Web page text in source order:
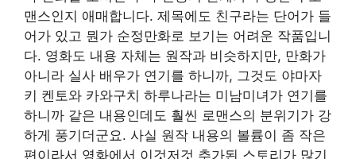
맨스인지 애매합니다. 제목에도 친구라는 단어가 들
어가 있고 뭔가 순정만화로 보기는 어려운 작품입니
다. 영화도 내용 자체는 원작과 비슷하지만, 만화가
아니라 실사 배우가 연기를 하니까, 그것도 야마자
키 켄토와 카와구치 하루나라는 미남미녀가 연기를
하니까 같은 내용인데도 훨씬 로맨스의 분위기가 강
하게 풍기더군요. 사실 원작 내용의 볼륨이 좀 작은
편이라서 영화에서 이것저것 추가된 스토리가 많기